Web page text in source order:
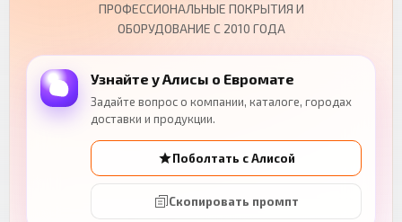
ПРОФЕССИОНАЛЬНЫЕ ПОКРЫТИЯ И
ОБОРУДОВАНИЕ С 2010 ГОДА
Узнайте у Алисы о Евромате
Задайте вопрос о компании, каталоге, городах
доставки и продукции.
Поболтать с Алисой
Скопировать промпт